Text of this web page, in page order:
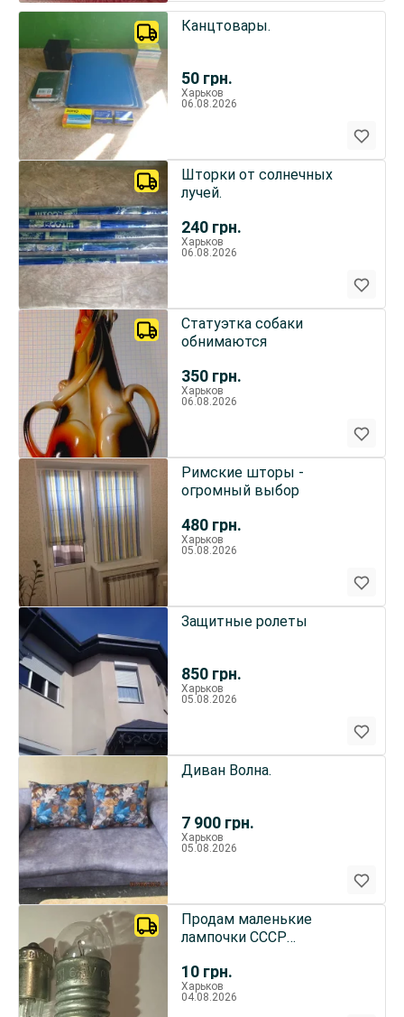
50 грн.
Канцтовары.
Харьков
06.08.2026
240 грн.
Шторки от солнечных
лучей.
Харьков
06.08.2026
350 грн.
Статуэтка собаки
обнимаются
Харьков
06.08.2026
480 грн.
Римские шторы -
огромный выбор
Харьков
05.08.2026
850 грн.
Защитные ролеты
Харьков
05.08.2026
7 900 грн.
Диван Волна.
Харьков
05.08.2026
10 грн.
Продам маленькие
лампочки СССР
гирлянды и
Харьков
04.08.2026